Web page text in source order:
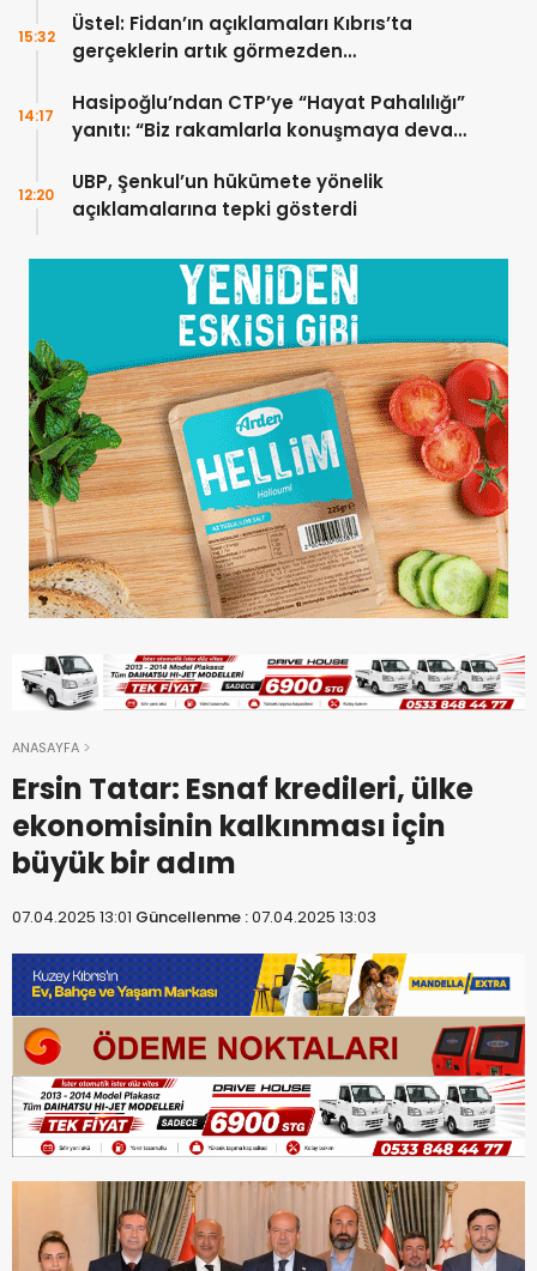
Üstel: Fidan’ın açıklamaları Kıbrıs’ta
gerçeklerin artık görmezden
15:32
Hasipoğlu’ndan CTP’ye “Hayat Pahalılığı”
yanıtı: “Biz rakamlarla konuşmaya devam
14:17
UBP, Şenkul’un hükümete yönelik
açıklamalarına tepki gösterdi
12:20
ANASAYFA
Ersin Tatar: Esnaf kredileri, ülke
ekonomisinin kalkınması için
büyük bir adım
07.04.2025 13:01 Güncellenme :07.04.2025 13:03